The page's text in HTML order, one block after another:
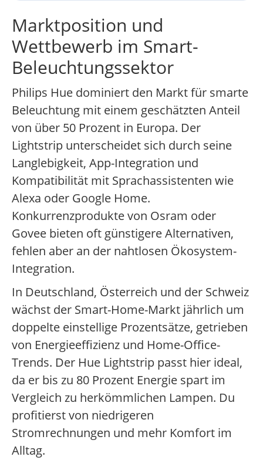
Marktposition und
Wettbewerb im Smart-
Beleuchtungssektor
Philips Hue dominiert den Markt für smarte
Beleuchtung mit einem geschätzten Anteil
von über 50 Prozent in Europa. Der
Lightstrip unterscheidet sich durch seine
Langlebigkeit, App-Integration und
Kompatibilität mit Sprachassistenten wie
Alexa oder Google Home.
Konkurrenzprodukte von Osram oder
Govee bieten oft günstigere Alternativen,
fehlen aber an der nahtlosen Ökosystem-
Integration.
In Deutschland, Österreich und der Schweiz
wächst der Smart-Home-Markt jährlich um
doppelte einstellige Prozentsätze, getrieben
von Energieeffizienz und Home-Office-
Trends. Der Hue Lightstrip passt hier ideal,
da er bis zu 80 Prozent Energie spart im
Vergleich zu herkömmlichen Lampen. Du
profitierst von niedrigeren
Stromrechnungen und mehr Komfort im
Alltag.